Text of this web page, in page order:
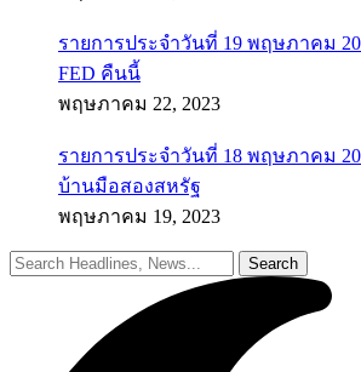
รายการประจำวันที่ 19 พฤษภาคม
FED คืนนี้
พฤษภาคม 22, 2023
รายการประจำวันที่ 18 พฤษภาคม
บ้านมือสองสหรัฐ
พฤษภาคม 19, 2023